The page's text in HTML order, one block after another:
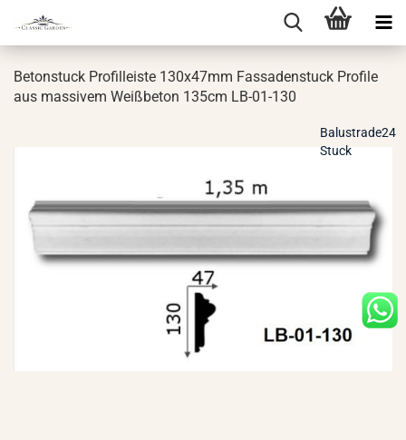
Be­ton­stuck Pro­fil­leis­te 130x47mm Fas­sa­den­stuck Pro­fi­le
aus mas­si­vem Weiß­be­ton 135cm LB-​01-130
Balustrade24
Stuck